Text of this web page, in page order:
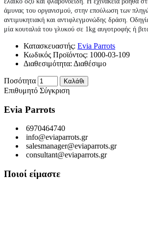
άμυνας του οργανισμού, στην επούλωση των
αντιμυκητιακή και αντιφλεγμονώδης δράση.
μία κουταλιά του γλυκού σε 1kg αυγοτροφής ή
Κατασκευαστής: Evia Parrots
Κωδικός Προϊόντος: 1000-03-109
Διαθεσιμότητα: Διαθέσιμο
Ποσότητα Καλάθι
Επιθυμητό Σύγκριση
Evia Parrots
6970464740
info@eviaparrots.gr
salesmanager@eviaparrots.gr
consultant@eviaparrots.gr
Ποιοί είμαστε